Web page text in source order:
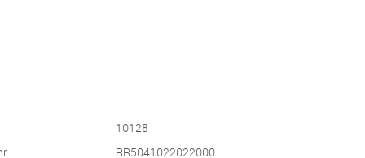
10128
RR5041022022000